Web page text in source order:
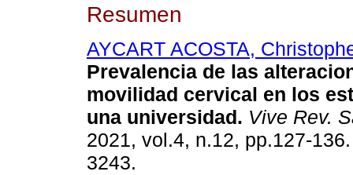
Resumen
AYCART ACOSTA,
Prevalencia de las
movilidad cervical en los
una universidad. Vive Rev.
2021, vol.4, n.12, pp.127-
3243.